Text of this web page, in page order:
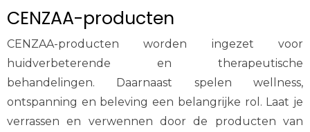
CENZAA-producten
CENZAA-producten worden ingezet voor
huidverbeterende en therapeutische
behandelingen. Daarnaast spelen wellness,
ontspanning en beleving een belangrijke rol. Laat je
verrassen en verwennen door de producten van